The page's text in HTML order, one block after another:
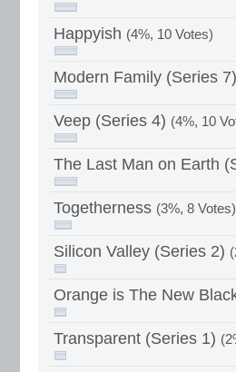
Happyish (4%, 10 Votes)
Modern Family (Series 7)
Veep (Series 4) (4%, 10
The Last Man on Earth
Togetherness (3%, 8 Votes)
Silicon Valley (Series 2)
Orange is The New
Transparent (Series 1)